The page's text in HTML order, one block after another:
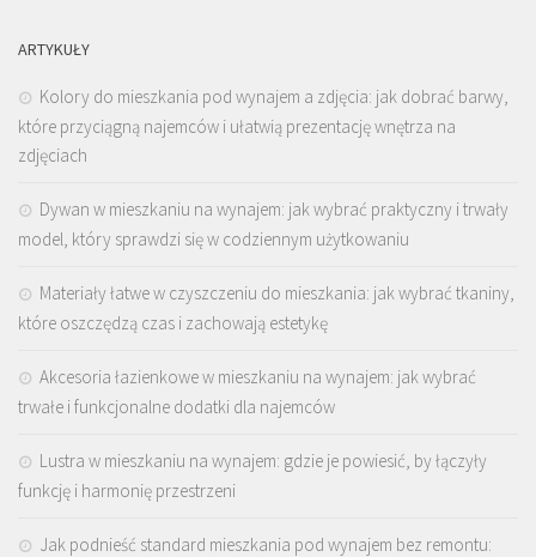
ARTYKUŁY
Kolory do mieszkania pod wynajem a zdjęcia: jak dobrać barwy,
które przyciągną najemców i ułatwią prezentację wnętrza na
zdjęciach
Dywan w mieszkaniu na wynajem: jak wybrać praktyczny i trwały
model, który sprawdzi się w codziennym użytkowaniu
Materiały łatwe w czyszczeniu do mieszkania: jak wybrać tkaniny,
które oszczędzą czas i zachowają estetykę
Akcesoria łazienkowe w mieszkaniu na wynajem: jak wybrać
trwałe i funkcjonalne dodatki dla najemców
Lustra w mieszkaniu na wynajem: gdzie je powiesić, by łączyły
funkcję i harmonię przestrzeni
Jak podnieść standard mieszkania pod wynajem bez remontu: